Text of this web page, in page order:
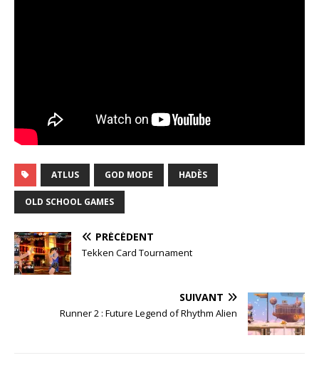
ATLUS GOD MODE HADÈS
OLD SCHOOL GAMES
PRÉCÉDENT
Tekken Card Tournament
SUIVANT
Runner 2 : Future Legend of Rhythm Alien